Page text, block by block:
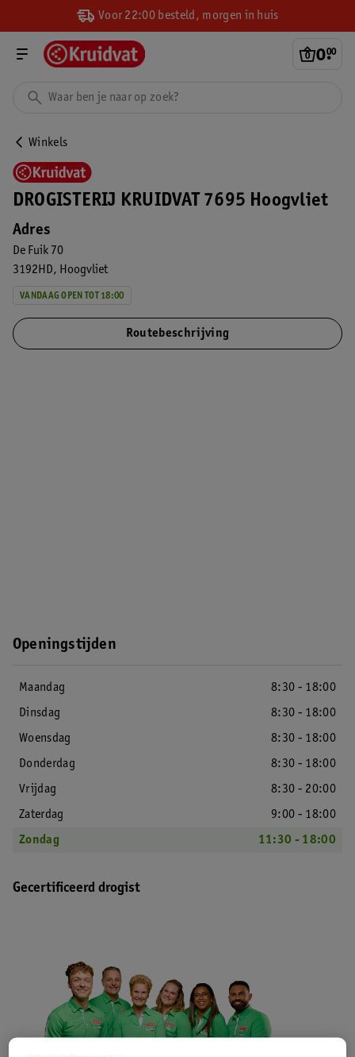
Voor 22:00 besteld, morgen in huis
0.
00
Winkels
DROGISTERIJ KRUIDVAT 7695 Hoogvliet
Adres
De Fuik 70
3192HD
Hoogvliet
VANDAAG OPEN TOT 18:00
Routebeschrijving
Openingstijden
Maandag
8:30 - 18:00
Dinsdag
8:30 - 18:00
Woensdag
8:30 - 18:00
Donderdag
8:30 - 18:00
Vrijdag
8:30 - 20:00
Zaterdag
9:00 - 18:00
Zondag
11:30 - 18:00
Gecertificeerd drogist